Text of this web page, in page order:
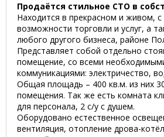
Продаётся стильное СТО в
Находится в прекрасном и живом, с
возможности торговли и услуг, а
любого другого бизнеса, районе
Представляет собой отдельно
помещение, со всеми
коммуникациями: электричество,
Общая площадь – 400 кв.м. из них
помещения. Так же есть комната
для персонала, 2 с/у с душем.
Оборудовано естественное
вентиляция, отопление дрова-